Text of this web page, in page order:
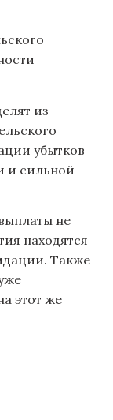
из
убытков
и сильной
не
находятся
Также
этот же